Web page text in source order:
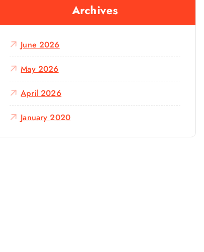
f
o
r
:
Archives
June 2026
May 2026
April 2026
January 2020